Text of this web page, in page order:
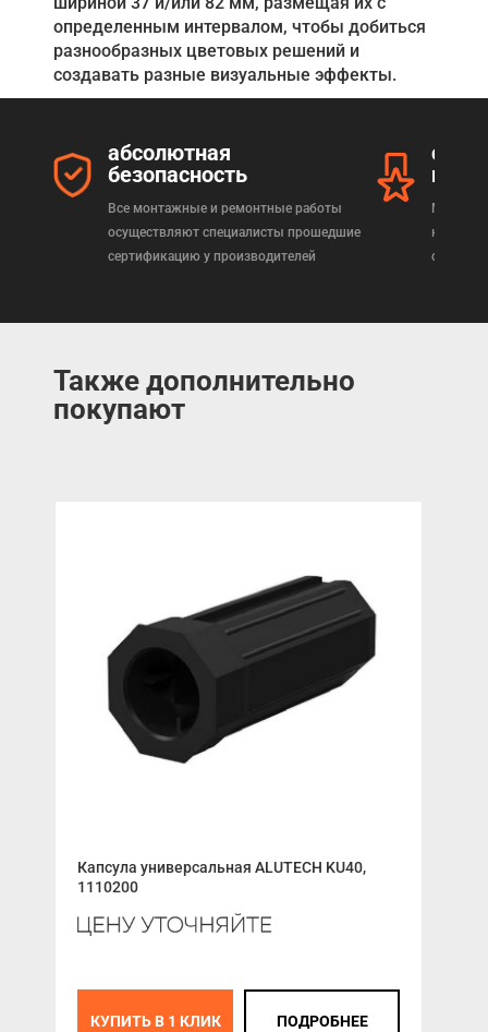
определенным интервалом, чтобы добиться
разнообразных цветовых решений и
создавать разные визуальные эффекты.
абсолютная
безопасность
Все монтажные и ремонтные работы
осуществляют специалисты прошедшие
сертификацию у производителей
Мы
Также дополнительно
покупают
Капсула универсальная ALUTECH KU40,
1110200
КУПИТЬ В 1 КЛИК ПОДРОБНЕЕ